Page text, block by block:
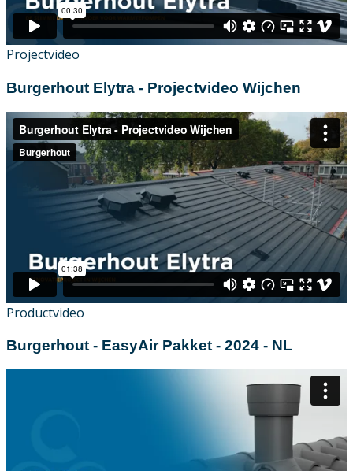
Projectvideo
Burgerhout Elytra - Projectvideo Wijchen
Productvideo
Burgerhout - EasyAir Pakket - 2024 - NL